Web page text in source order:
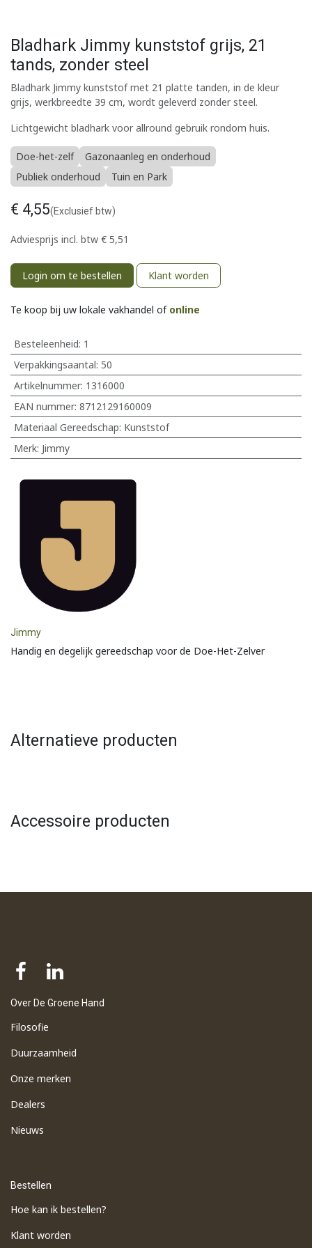
Bladhark Jimmy kunststof grijs, 21
tands, zonder steel
Bladhark Jimmy kunststof met 21 platte tanden, in de kleur
grijs, werkbreedte 39 cm, wordt geleverd zonder steel.
Lichtgewicht bladhark voor allround gebruik rondom huis.
Doe-het-zelf
Gazonaanleg en onderhoud
Publiek onderhoud
Tuin en Park
€ 4,55(Exclusief btw)
Adviesprijs incl. btw € 5,51
Login om te bestellen Klant worden
Te koop bij uw lokale vakhandel of online
Besteleenheid: 1
Verpakkingsaantal: 50
Artikelnummer: 1316000
EAN nummer: 8712129160009
Materiaal Gereedschap: Kunststof
Merk: Jimmy
Jimmy
Handig en degelijk gereedschap voor de Doe-Het-Zelver
Alternatieve producten
Accessoire producten
Over De Groene Hand
Filosofie
Duurzaamheid
Onze merken
Dealers
Nieuws
Bestellen
Hoe kan ik bestellen?
Klant worden